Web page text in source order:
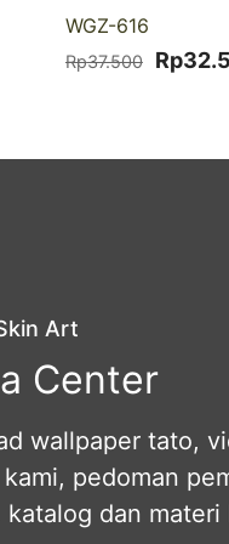
WGZ-616
Rp37.500
Harga
Rp
Art
Center
wallpaper tato,
pedoman
dan materi